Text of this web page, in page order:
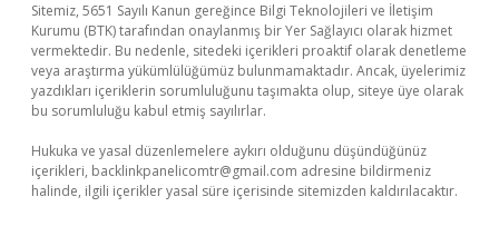
Sitemiz, 5651 Sayılı Kanun gereğince Bilgi Teknolojileri ve İletişim
Kurumu (BTK) tarafından onaylanmış bir Yer Sağlayıcı olarak hizmet
vermektedir. Bu nedenle, sitedeki içerikleri proaktif olarak denetleme
veya araştırma yükümlülüğümüz bulunmamaktadır. Ancak, üyelerimiz
yazdıkları içeriklerin sorumluluğunu taşımakta olup, siteye üye olarak
bu sorumluluğu kabul etmiş sayılırlar.
Hukuka ve yasal düzenlemelere aykırı olduğunu düşündüğünüz
içerikleri, backlinkpanelicomtr@gmail.com adresine bildirmeniz
halinde, ilgili içerikler yasal süre içerisinde sitemizden kaldırılacaktır.